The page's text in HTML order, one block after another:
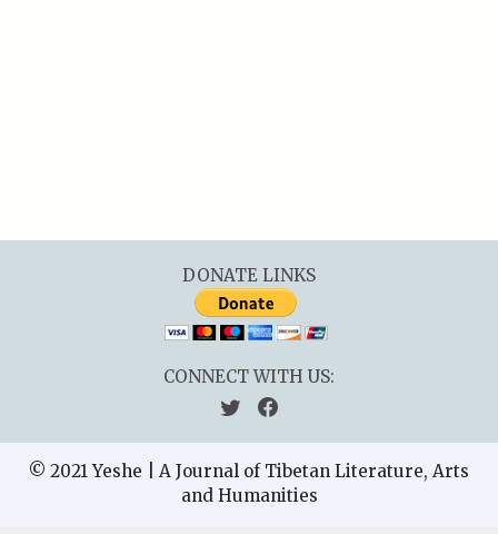
DONATE LINKS
CONNECT WITH US:
© 2021 Yeshe | A Journal of Tibetan Literature, Arts
and Humanities